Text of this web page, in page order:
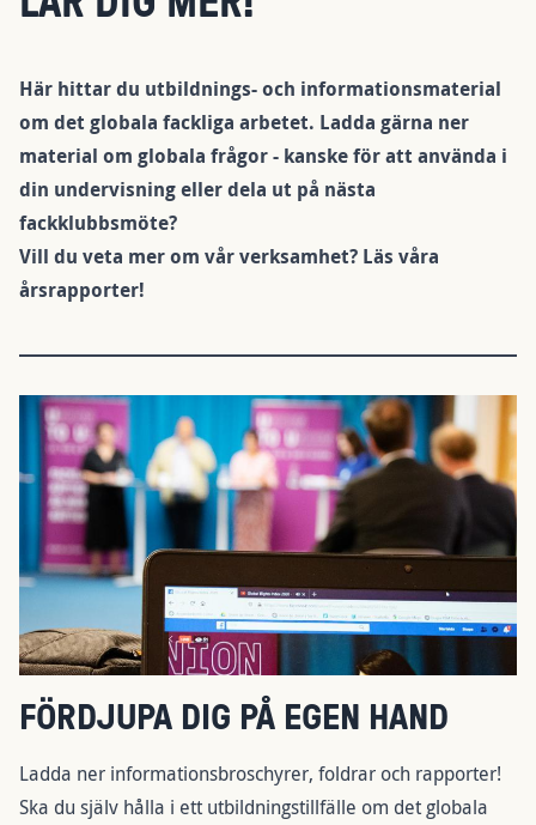
Här hittar du utbildnings- och informationsmaterial
om det globala fackliga arbetet. Ladda gärna ner
material om globala frågor - kanske för att använda i
din undervisning eller dela ut på nästa
fackklubbsmöte?
Vill du veta mer om vår verksamhet? Läs våra
årsrapporter!
Bild
FÖRDJUPA DIG PÅ EGEN HAND
Ladda ner informationsbroschyrer, foldrar och rapporter!
Ska du själv hålla i ett utbildningstillfälle om det globala